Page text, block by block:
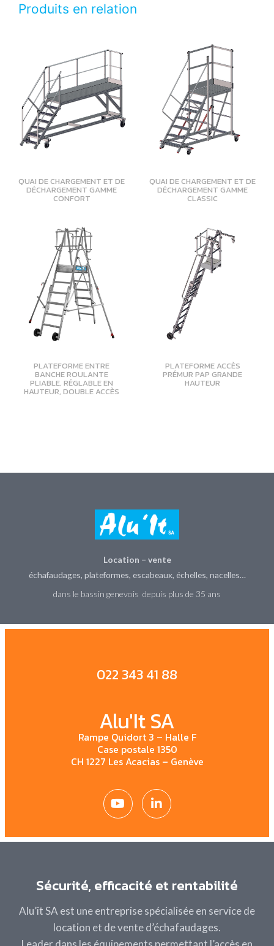
Produits en relation
QUAI DE CHARGEMENT ET DE
DÉCHARGEMENT GAMME
CONFORT
QUAI DE CHARGEMENT ET DE
DÉCHARGEMENT GAMME
CLASSIC
PLATEFORME ENTRE
BANCHE ROULANTE
PLIABLE, RÉGLABLE EN
HAUTEUR, DOUBLE ACCÈS
PLATEFORME ACCÈS
PRÉMUR PAP GRANDE
HAUTEUR
Location – vente
échafaudages, plateformes, escabeaux, échelles, nacelles…
dans le bassin genevois depuis plus de 35 ans
022 343 41 88
Alu'It SA
Rampe Quidort 3 – Halle F
Case postale 1350
CH 1227 Les Acacias – Genève
Sécurité, efficacité et rentabilité
Alu’it SA est une entreprise spécialisée en service de
location et de vente d’échafaudages.